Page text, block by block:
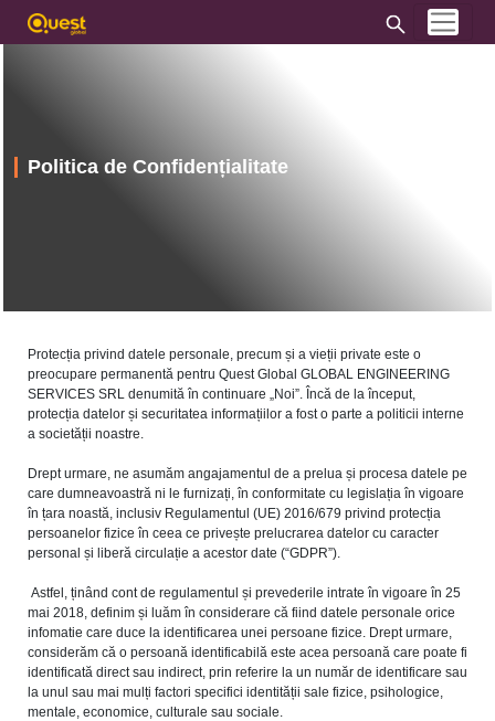
Politica de Confidențialitate
Protecția privind datele personale, precum și a vieții private este o
preocupare permanentă pentru Quest Global GLOBAL ENGINEERING
SERVICES SRL denumită în continuare „Noi”. Încă de la început,
protecția datelor și securitatea informațiilor a fost o parte a politicii interne
a societății noastre.
Drept urmare, ne asumăm angajamentul de a prelua și procesa datele pe
care dumneavoastră ni le furnizați, în conformitate cu legislația în vigoare
în țara noastă, inclusiv Regulamentul (UE) 2016/679 privind protecția
persoanelor fizice în ceea ce privește prelucrarea datelor cu caracter
personal și liberă circulație a acestor date (“GDPR”).
Astfel, ținând cont de regulamentul și prevederile intrate în vigoare în 25
mai 2018, definim și luăm în considerare că fiind datele personale orice
infomatie care duce la identificarea unei persoane fizice. Drept urmare,
considerăm că o persoană identificabilă este acea persoană care poate fi
identificată direct sau indirect, prin referire la un număr de identificare sau
la unul sau mai mulți factori specifici identității sale fizice, psihologice,
mentale, economice, culturale sau sociale.